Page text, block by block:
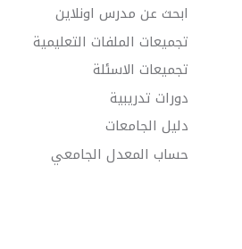
ابحث عن مدرس اونلاين
تجميعات الملفات التعليمية
تجميعات الاسئلة
دورات تدريبية
دليل الجامعات
حساب المعدل الجامعي